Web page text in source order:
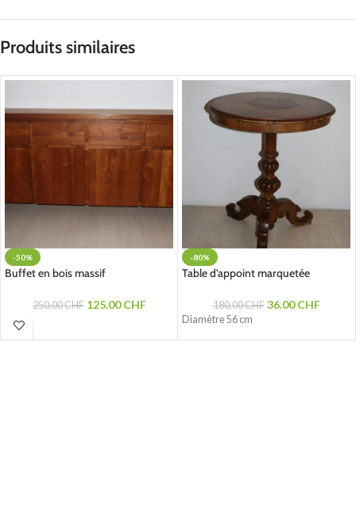
Produits similaires
-50%
Buffet en bois massif
250.00CHF 125.00CHF
-80%
Table d’appoint marquetée
180.00CHF 36.00CHF
Diamètre 56 cm